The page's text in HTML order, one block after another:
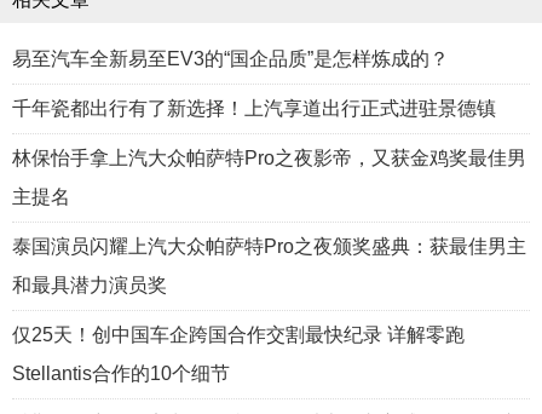
易至汽车全新易至EV3的“国企品质”是怎样炼成的？
千年瓷都出行有了新选择！上汽享道出行正式进驻景德镇
林保怡手拿上汽大众帕萨特Pro之夜影帝，又获金鸡奖最佳男
主提名
泰国演员闪耀上汽大众帕萨特Pro之夜颁奖盛典：获最佳男主
和最具潜力演员奖
仅25天！创中国车企跨国合作交割最快纪录 详解零跑
Stellantis合作的10个细节